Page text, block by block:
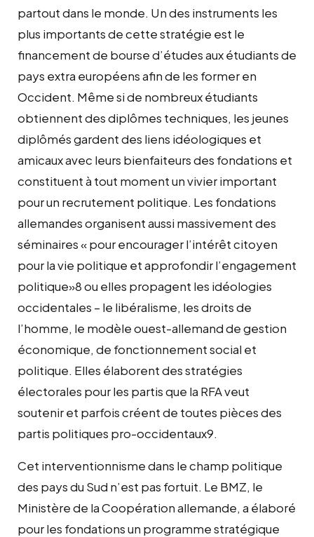
partout dans le monde. Un des instruments les
plus importants de cette stratégie est le
financement de bourse d’études aux étudiants de
pays extra européens afin de les former en
Occident. Même si de nombreux étudiants
obtiennent des diplômes techniques, les jeunes
diplômés gardent des liens idéologiques et
amicaux avec leurs bienfaiteurs des fondations et
constituent à tout moment un vivier important
pour un recrutement politique. Les fondations
allemandes organisent aussi massivement des
séminaires « pour encourager l’intérêt citoyen
pour la vie politique et approfondir l’engagement
politique»8 ou elles propagent les idéologies
occidentales – le libéralisme, les droits de
l’homme, le modèle ouest-allemand de gestion
économique, de fonctionnement social et
politique. Elles élaborent des stratégies
électorales pour les partis que la RFA veut
soutenir et parfois créent de toutes pièces des
partis politiques pro-occidentaux9.
Cet interventionnisme dans le champ politique
des pays du Sud n’est pas fortuit. Le BMZ, le
Ministère de la Coopération allemande, a élaboré
pour les fondations un programme stratégique